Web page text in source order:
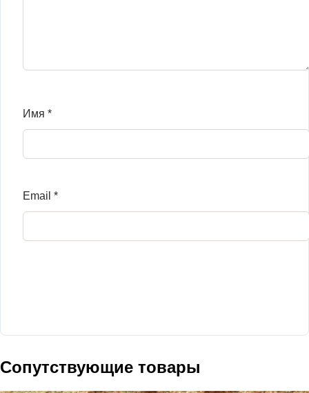
Имя *
Email *
Сопутствующие товары